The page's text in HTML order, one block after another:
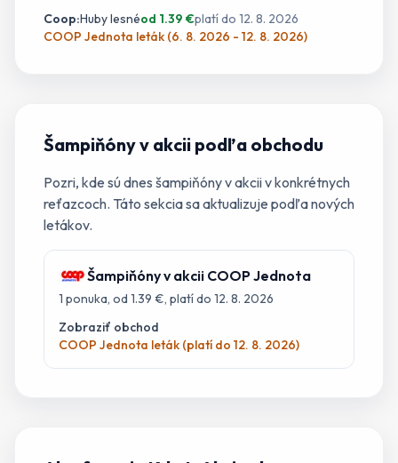
Coop:Huby lesnéod 1.39 €platí do 12. 8. 2026
COOP Jednota leták (6. 8. 2026 - 12. 8. 2026)
Šampiňónyv akcii podľa obchodu
Pozri, kde sú dnes šampiňónyv akcii v konkrétnych
reťazcoch. Táto sekcia sa aktualizuje podľa nových
letákov.
Šampiňónyv akcii COOP Jednota
1 ponuka, od 1.39 €, platí do 12. 8. 2026
Zobraziť obchod
COOP Jednota leták (platí do 12. 8. 2026)